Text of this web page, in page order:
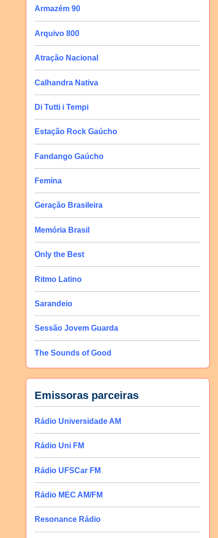
Armazém 90
Arquivo 800
Atração Nacional
Calhandra Nativa
Di Tutti i Tempi
Estação Rock Gaúcho
Fandango Gaúcho
Femina
Geração Brasileira
Memória Brasil
Only the Best
Ritmo Latino
Sarandeio
Sessão Jovem Guarda
The Sounds of Good
Emissoras parceiras
Rádio Universidade AM
Rádio Uni FM
Rádio UFSCar FM
Rádio MEC AM/FM
Resonance Rádio